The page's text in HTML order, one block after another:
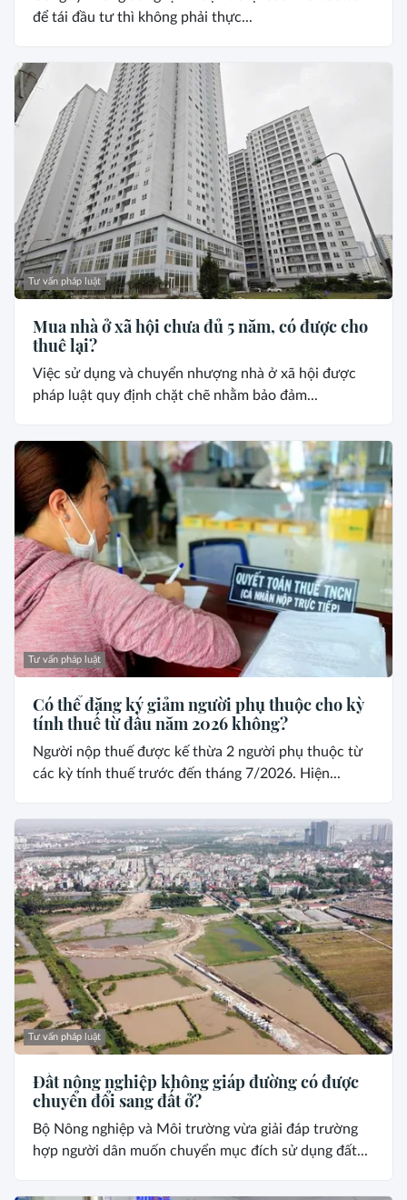
để tái đầu tư thì không phải thực...
Tư vấn pháp luật
Mua nhà ở xã hội chưa đủ 5 năm, có được cho
thuê lại?
Việc sử dụng và chuyển nhượng nhà ở xã hội được
pháp luật quy định chặt chẽ nhằm bảo đảm...
Tư vấn pháp luật
Có thể đăng ký giảm người phụ thuộc cho kỳ
tính thuế từ đầu năm 2026 không?
Người nộp thuế được kế thừa 2 người phụ thuộc từ
các kỳ tính thuế trước đến tháng 7/2026. Hiện...
Tư vấn pháp luật
Đất nông nghiệp không giáp đường có được
chuyển đổi sang đất ở?
Bộ Nông nghiệp và Môi trường vừa giải đáp trường
hợp người dân muốn chuyển mục đích sử dụng đất...